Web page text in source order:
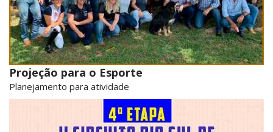
Projeção para o Esporte
Planejamento para atividade